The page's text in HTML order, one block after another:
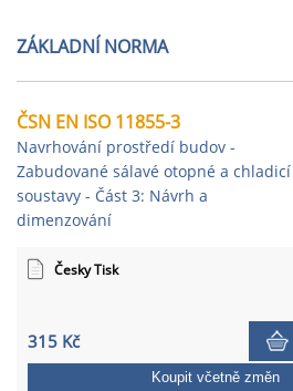
ZÁKLADNÍ NORMA
ČSN EN ISO 11855-3
Navrhování prostředí budov -
Zabudované sálavé otopné a chladicí
soustavy - Část 3: Návrh a
dimenzování
Česky Tisk
315 Kč
Koupit včetně změn